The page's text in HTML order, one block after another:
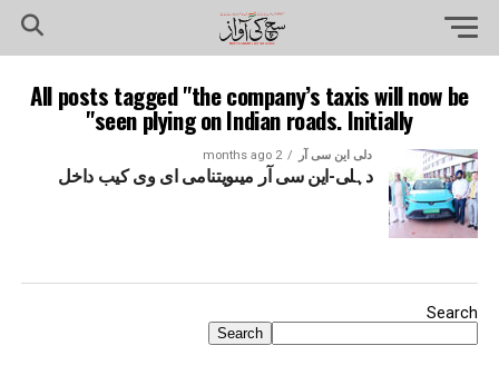
All posts tagged "the company’s taxis will now be
seen plying on Indian roads. Initially"
دلی این سی آر 2 months ago
دہلی-این سی آر میںویتنامی ای وی کیب داخل
Search
Search